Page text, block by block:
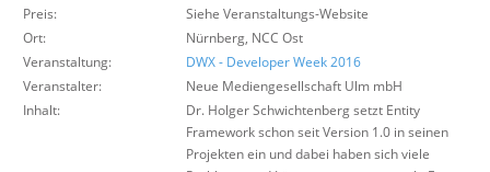
Preis:
Siehe Veranstaltungs-Website
Ort:
Nürnberg, NCC Ost
Veranstaltung:
DWX - Developer Week 2016
Veranstalter:
Neue Mediengesellschaft Ulm mbH
Inhalt:
Dr. Holger Schwichtenberg setzt Entity
Framework schon seit Version 1.0 in seinen
Projekten ein und dabei haben sich viele